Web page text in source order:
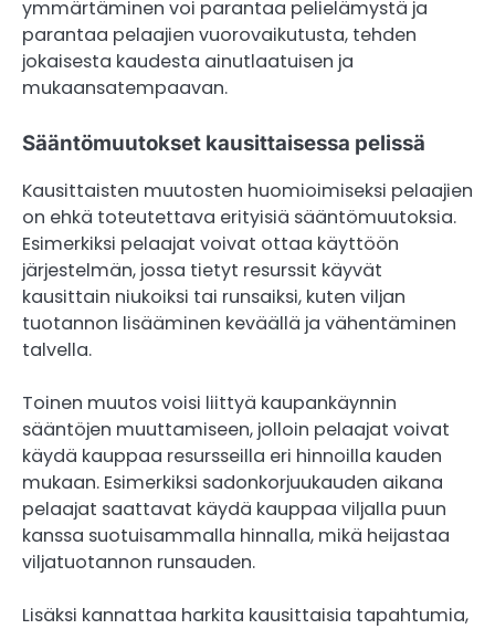
ymmärtäminen voi parantaa pelielämystä ja
parantaa pelaajien vuorovaikutusta, tehden
jokaisesta kaudesta ainutlaatuisen ja
mukaansatempaavan.
Sääntömuutokset kausittaisessa pelissä
Kausittaisten muutosten huomioimiseksi pelaajien
on ehkä toteutettava erityisiä sääntömuutoksia.
Esimerkiksi pelaajat voivat ottaa käyttöön
järjestelmän, jossa tietyt resurssit käyvät
kausittain niukoiksi tai runsaiksi, kuten viljan
tuotannon lisääminen keväällä ja vähentäminen
talvella.
Toinen muutos voisi liittyä kaupankäynnin
sääntöjen muuttamiseen, jolloin pelaajat voivat
käydä kauppaa resursseilla eri hinnoilla kauden
mukaan. Esimerkiksi sadonkorjuukauden aikana
pelaajat saattavat käydä kauppaa viljalla puun
kanssa suotuisammalla hinnalla, mikä heijastaa
viljatuotannon runsauden.
Lisäksi kannattaa harkita kausittaisia tapahtumia,